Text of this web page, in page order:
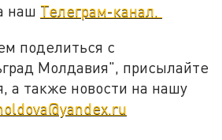
наш Телеграм-канал.
поделиться с
Молдавия", присылайте
а также новости на нашу